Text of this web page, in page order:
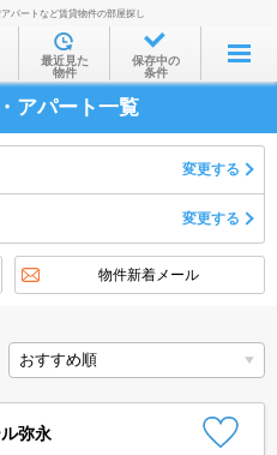
を探す
沿線・駅から
住所から
件特集から
動産会社から
TOP
パートなど賃貸物件の部屋探し
最近見た
物件
保存中の
条件
アパート一覧
変更する
変更する
物件新着メール
弥永